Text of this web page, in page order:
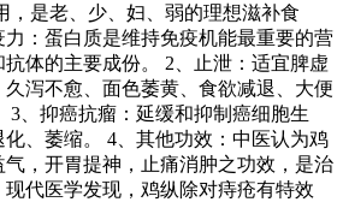
，是老、少、妇、弱的理想滋补食
：蛋白质是维持免疫机能最重要的营
体的主要成份。 2、止泄：适宜脾虚
泻不愈、面色萎黄、食欲减退、大便
3、抑癌抗瘤：延缓和抑制癌细胞生
、萎缩。 4、其他功效：中医认为鸡
，开胃提神，止痛消肿之功效，是治
代医学发现，鸡纵除对痔疮有特效